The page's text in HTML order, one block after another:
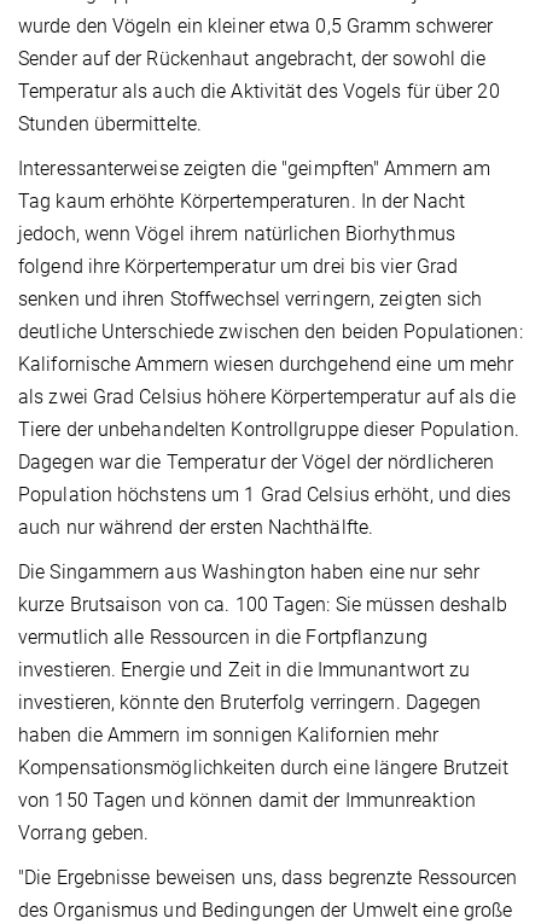
wurde den Vögeln ein kleiner etwa 0,5 Gramm schwerer
Sender auf der Rückenhaut angebracht, der sowohl die
Temperatur als auch die Aktivität des Vogels für über 20
Stunden übermittelte.
Interessanterweise zeigten die "geimpften" Ammern am
Tag kaum erhöhte Körpertemperaturen. In der Nacht
jedoch, wenn Vögel ihrem natürlichen Biorhythmus
folgend ihre Körpertemperatur um drei bis vier Grad
senken und ihren Stoffwechsel verringern, zeigten sich
deutliche Unterschiede zwischen den beiden Populationen:
Kalifornische Ammern wiesen durchgehend eine um mehr
als zwei Grad Celsius höhere Körpertemperatur auf als die
Tiere der unbehandelten Kontrollgruppe dieser Population.
Dagegen war die Temperatur der Vögel der nördlicheren
Population höchstens um 1 Grad Celsius erhöht, und dies
auch nur während der ersten Nachthälfte.
Die Singammern aus Washington haben eine nur sehr
kurze Brutsaison von ca. 100 Tagen: Sie müssen deshalb
vermutlich alle Ressourcen in die Fortpflanzung
investieren. Energie und Zeit in die Immunantwort zu
investieren, könnte den Bruterfolg verringern. Dagegen
haben die Ammern im sonnigen Kalifornien mehr
Kompensationsmöglichkeiten durch eine längere Brutzeit
von 150 Tagen und können damit der Immunreaktion
Vorrang geben.
"Die Ergebnisse beweisen uns, dass begrenzte Ressourcen
des Organismus und Bedingungen der Umwelt eine große